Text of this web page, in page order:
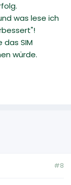
was lese ich
das SIM
würde.
#8